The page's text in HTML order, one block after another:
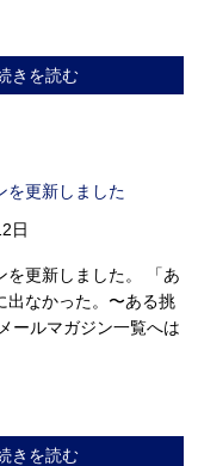
きを読む
を更新しました
日
を更新しました。 「あ
出なかった。〜ある挑
ールマガジン一覧へは
きを読む